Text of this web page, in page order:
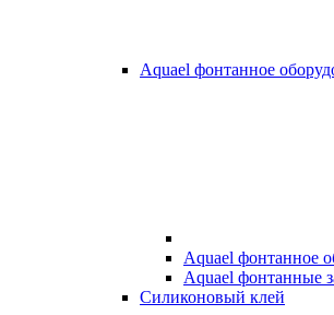
Aquael фонтанное
Aquael фонтанное
Aquael фонтанные
Силиконовый клей